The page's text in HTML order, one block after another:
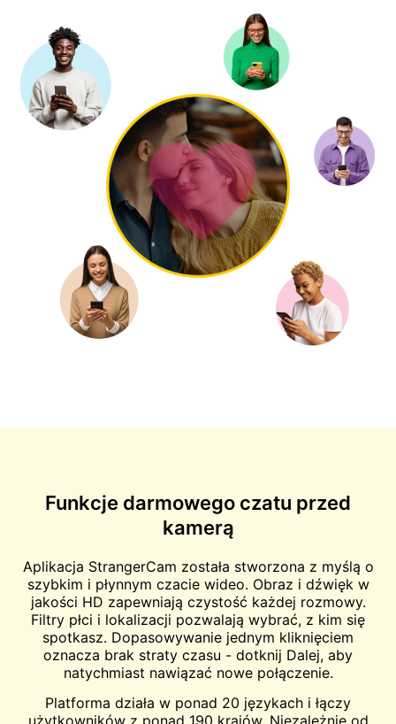
Funkcje darmowego czatu przed
kamerą
Aplikacja StrangerCam została stworzona z myślą o
szybkim i płynnym czacie wideo. Obraz i dźwięk w
jakości HD zapewniają czystość każdej rozmowy.
Filtry płci i lokalizacji pozwalają wybrać, z kim się
spotkasz. Dopasowywanie jednym kliknięciem
oznacza brak straty czasu - dotknij Dalej, aby
natychmiast nawiązać nowe połączenie.
Platforma działa w ponad 20 językach i łączy